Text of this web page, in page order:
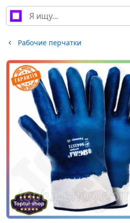
Рабочие перчатки